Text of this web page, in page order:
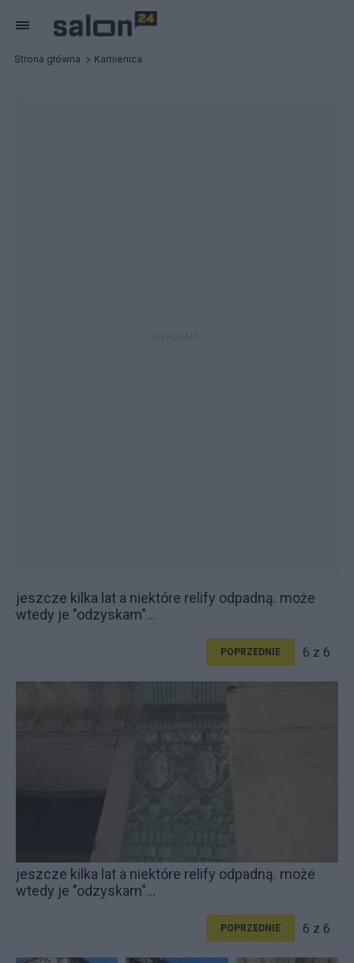
Strona główna Kamienica
jeszcze kilka lat a niektóre relify odpadną. może
wtedy je "odzyskam"...
POPRZEDNIE 6 z 6
jeszcze kilka lat a niektóre relify odpadną. może
wtedy je "odzyskam"...
POPRZEDNIE 6 z 6